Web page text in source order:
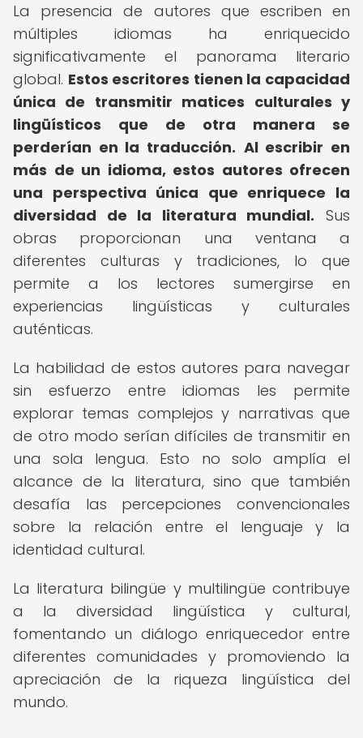
La presencia de autores que escriben en
múltiples idiomas ha enriquecido
significativamente el panorama literario
global. Estos escritores tienen la capacidad
única de transmitir matices culturales y
lingüísticos que de otra manera se
perderían en la traducción. Al escribir en
más de un idioma, estos autores ofrecen
una perspectiva única que enriquece la
diversidad de la literatura mundial. Sus
obras proporcionan una ventana a
diferentes culturas y tradiciones, lo que
permite a los lectores sumergirse en
experiencias lingüísticas y culturales
auténticas.
La habilidad de estos autores para navegar
sin esfuerzo entre idiomas les permite
explorar temas complejos y narrativas que
de otro modo serían difíciles de transmitir en
una sola lengua. Esto no solo amplía el
alcance de la literatura, sino que también
desafía las percepciones convencionales
sobre la relación entre el lenguaje y la
identidad cultural.
La literatura bilingüe y multilingüe contribuye
a la diversidad lingüística y cultural,
fomentando un diálogo enriquecedor entre
diferentes comunidades y promoviendo la
apreciación de la riqueza lingüística del
mundo.